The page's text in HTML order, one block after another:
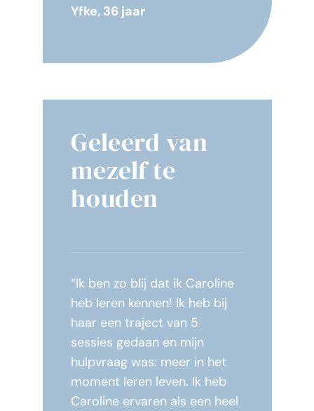
Yfke, 36 jaar
Geleerd van
mezelf te
houden
“Ik ben zo blij dat ik Caroline
heb leren kennen! Ik heb bij
haar een traject van 5
sessies gedaan en mijn
hulpvraag was: meer in het
moment leren leven. Ik heb
Caroline ervaren als een heel